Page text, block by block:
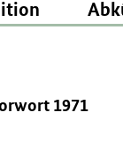
1971